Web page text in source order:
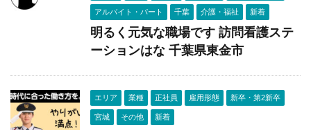
アルバイト・パート 千葉 介護・福祉 新着
明るく元気な職場です 訪問看護ステ
ーションはな 千葉県東金市
エリア 業種 正社員 雇用形態 新卒・第2新卒
宮城 その他 新着